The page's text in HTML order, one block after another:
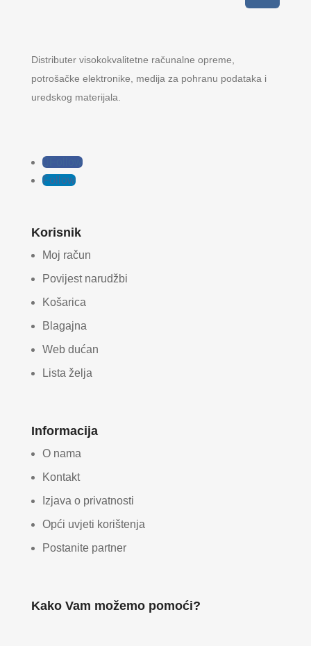
Distributer visokokvalitetne računalne opreme,
potrošačke elektronike, medija za pohranu podataka i
uredskog materijala.
Follow
Follow
Korisnik
Moj račun
Povijest narudžbi
Košarica
Blagajna
Web dućan
Lista želja
Informacija
O nama
Kontakt
Izjava o privatnosti
Opći uvjeti korištenja
Postanite partner
Kako Vam možemo pomoći?